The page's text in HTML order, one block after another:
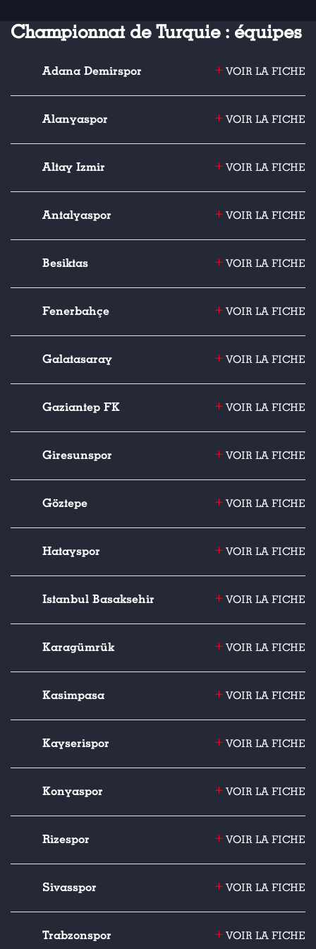
Championnat de Turquie : équipes
Adana Demirspor + VOIR LA FICHE
Alanyaspor + VOIR LA FICHE
Altay Izmir + VOIR LA FICHE
Antalyaspor + VOIR LA FICHE
Besiktas + VOIR LA FICHE
Fenerbahçe + VOIR LA FICHE
Galatasaray + VOIR LA FICHE
Gaziantep FK + VOIR LA FICHE
Giresunspor + VOIR LA FICHE
Göztepe + VOIR LA FICHE
Hatayspor + VOIR LA FICHE
Istanbul Basaksehir + VOIR LA FICHE
Karagümrük + VOIR LA FICHE
Kasimpasa + VOIR LA FICHE
Kayserispor + VOIR LA FICHE
Konyaspor + VOIR LA FICHE
Rizespor + VOIR LA FICHE
Sivasspor + VOIR LA FICHE
Trabzonspor + VOIR LA FICHE